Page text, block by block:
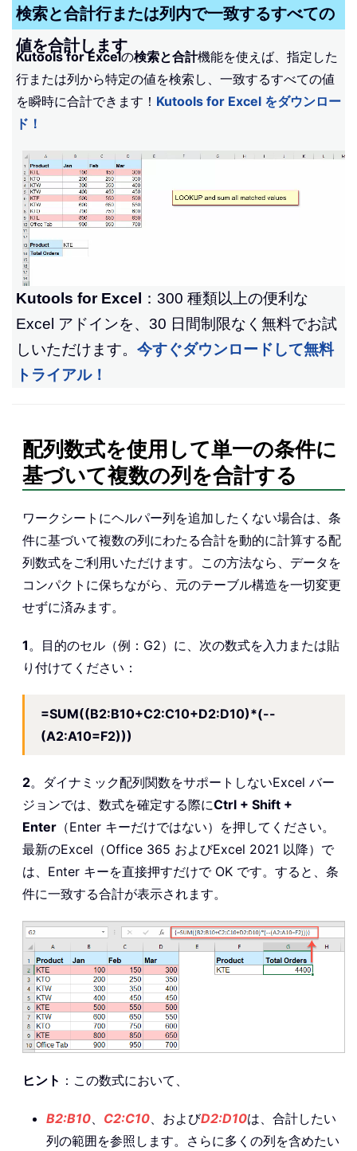
検索と合計行または列内で一致するすべての
値を合計します
Kutools for Excelの検索と合計機能を使えば、指定した
行または列から特定の値を検索し、一致するすべての値
を瞬時に合計できます！ Kutools for Excel をダウンロー
ド！
Kutools for Excel
：300 種類以上の便利な
Excel アドインを、30 日間制限なく無料でお試
しいただけます。 今すぐダウンロードして無料
トライアル！
配列数式を使用して単一の条件に
基づいて複数の列を合計する
ワークシートにヘルパー列を追加したくない場合は、条
件に基づいて複数の列にわたる合計を動的に計算する配
列数式をご利用いただけます。この方法なら、データを
コンパクトに保ちながら、元のテーブル構造を一切変更
せずに済みます。
1。目的のセル（例：G2）に、次の数式を入力または貼
り付けてください：
=SUM((B2:B10+C2:C10+D2:D10)*(--
(A2:A10=F2)))
2。ダイナミック配列関数をサポートしないExcel バー
ジョンでは、数式を確定する際にCtrl + Shift +
Enter （Enter キーだけではない）を押してください。
最新のExcel（Office 365 およびExcel 2021 以降）で
は、Enter キーを直接押すだけで OK です。すると、条
件に一致する合計が表示されます。
ヒント ：この数式において、
B2:B10 C2:C10 、およびD2:D10は、合計したい
列の範囲を参照します。さらに多くの列を含めたい